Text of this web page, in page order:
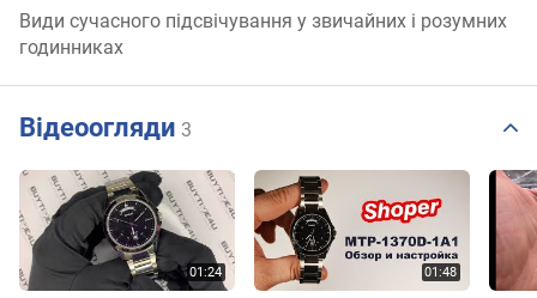
Види сучасного підсвічування у звичайних і розумних
годинниках
Відеоогляди 3